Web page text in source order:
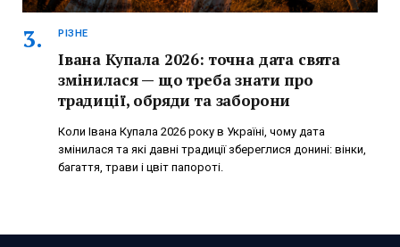
РІЗНЕ
Івана Купала 2026: точна дата свята
змінилася — що треба знати про
традиції, обряди та заборони
Коли Івана Купала 2026 року в Україні, чому дата
змінилася та які давні традиції збереглися донині: вінки,
багаття, трави і цвіт папороті.